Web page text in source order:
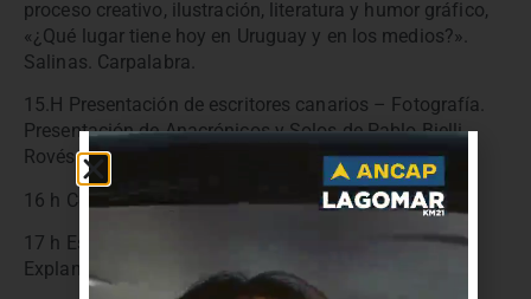
proceso creativo, ilustración, literatura y humor gráfico,
«¿Qué lugar tiene hoy en Uruguay y en los medios?».
Salinas. Carpalabra.
15.H Presentación de escritores canarios – Fotografía.
Presentación de Anacrónicos y Solos de Pablo Bielli
Rovés, libro de fotografía y microrrelatos. Carpalabra.
16 h Concurso de Cosplay. Predio ferial.
17 h Espectáculo musical para niños: Isla Polonio.
Explanada Municipio.